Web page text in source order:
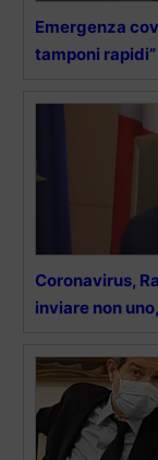
Emergenza
tamponi rapidi”
Coronavirus,
inviare non